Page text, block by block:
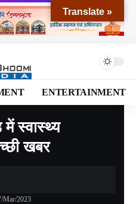
ENTERTAINMENT
>UTTARAKHAND
स्वास्थ्य
खबर
Mar/2023
Translate »